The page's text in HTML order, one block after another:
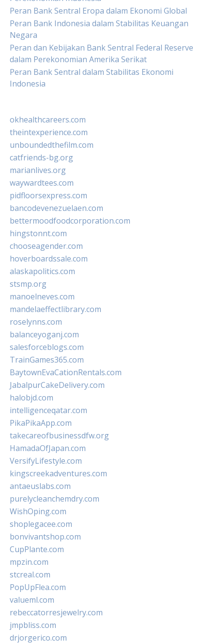
Peran Bank Sentral Eropa dalam Ekonomi Global
Peran Bank Indonesia dalam Stabilitas Keuangan
Negara
Peran dan Kebijakan Bank Sentral Federal Reserve
dalam Perekonomian Amerika Serikat
Peran Bank Sentral dalam Stabilitas Ekonomi
Indonesia
okhealthcareers.com
theintexperience.com
unboundedthefilm.com
catfriends-bg.org
marianlives.org
waywardtees.com
pidfloorsexpress.com
bancodevenezuelaen.com
bettermoodfoodcorporation.com
hingstonnt.com
chooseagender.com
hoverboardssale.com
alaskapolitics.com
stsmp.org
manoelneves.com
mandelaeffectlibrary.com
roselynns.com
balanceyoganj.com
salesforceblogs.com
TrainGames365.com
BaytownEvaCationRentals.com
JabalpurCakeDelivery.com
halobjd.com
intelligenceqatar.com
PikaPikaApp.com
takecareofbusinessdfw.org
HamadaOfJapan.com
VersifyLifestyle.com
kingscreekadventures.com
antaeuslabs.com
purelycleanchemdry.com
WishOping.com
shoplegacee.com
bonvivantshop.com
CupPlante.com
mpzin.com
stcreal.com
PopUpFlea.com
valueml.com
rebeccatorresjewelry.com
jmpbliss.com
drjorgerico.com